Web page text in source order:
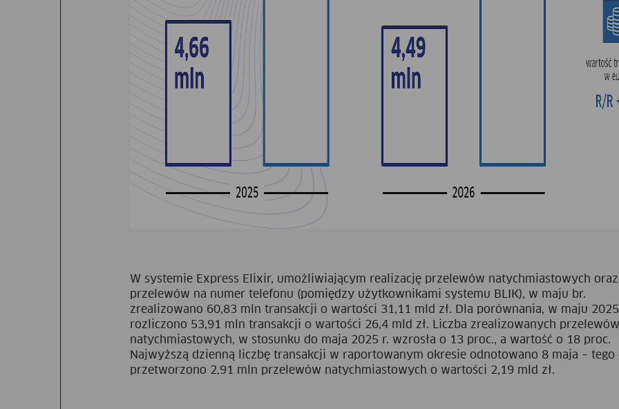
W systemie Express Elixir, umożliwiającym realizację przelewów natychmiastowych oraz
przelewów na numer telefonu (pomiędzy użytkownikami systemu BLIK), w maju br.
zrealizowano 60,83 mln transakcji o wartości 31,11 mld zł. Dla porównania, w maju
rozliczono 53,91 mln transakcji o wartości 26,4 mld zł. Liczba zrealizowanych przelewów
natychmiastowych, w stosunku do maja 2025 r. wzrosła o 13 proc., a wartość o 18 proc.
Najwyższą dzienną liczbę transakcji w raportowanym okresie odnotowano 8 maja – tego
przetworzono 2,91 mln przelewów natychmiastowych o wartości 2,19 mld zł.